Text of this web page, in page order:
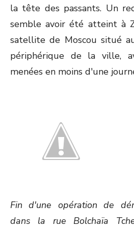
la tête des passants. Un
semble avoir été atteint à
satellite de Moscou situé
périphérique de la ville,
menées en moins d'une
Fin d'une opération de
dans la rue Bolchaïa